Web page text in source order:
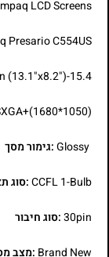
LCD Screens
Presario C554US
15.4-inch WideScreen (13.1"x8.2")
Glossy:גימור מסך
CCFL 1-Bulb:סוג
30pin:סוג חיבור
Brand New :מצב